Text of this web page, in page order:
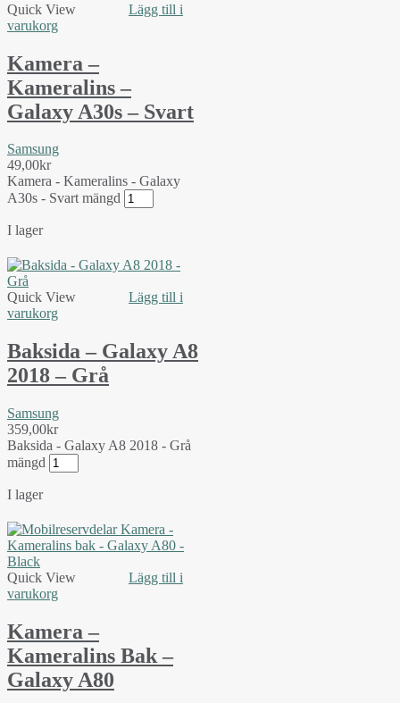
Quick View
Lägg till i
varukorg
Kamera –
Kameralins –
Galaxy A30s – Svart
Samsung
49,00kr
Kamera - Kameralins - Galaxy
A30s - Svart mängd
I lager
Quick View
Lägg till i
varukorg
Baksida – Galaxy A8
2018 – Grå
Samsung
359,00kr
Baksida - Galaxy A8 2018 - Grå
mängd
I lager
Quick View
Lägg till i
varukorg
Kamera –
Kameralins Bak –
Galaxy A80